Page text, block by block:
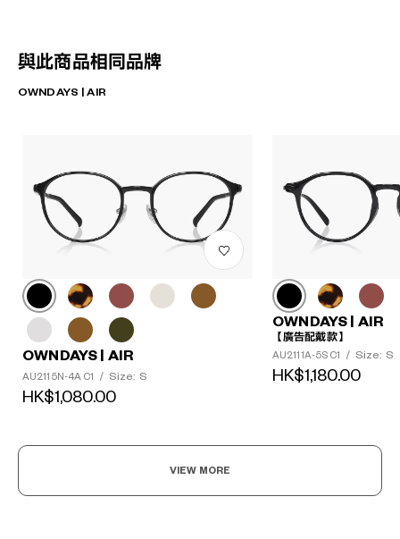
與此商品相同品牌
OWNDAYS | AIR
OWNDAYS | AIR
AU2115N-4A C1 / Size: S
HK$1,080.00
OWNDAYS | AIR
【廣告配戴款】
AU2111A-5S C1
/ Size: S
HK$1,180.00
VIEW MORE